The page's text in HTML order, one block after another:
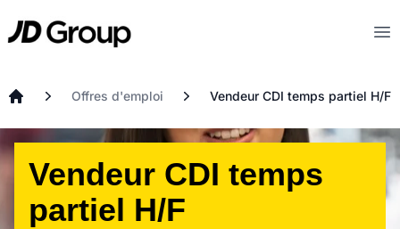
JD
Offres d'emploi Vendeur CDI temps partiel H/F
Vendeur CDI temps
partiel H/F